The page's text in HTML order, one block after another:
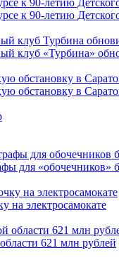
к 90-летию
клуб «Турбина»
обстановку в
для «обочечников»
на электросамокате
621 млн рублей